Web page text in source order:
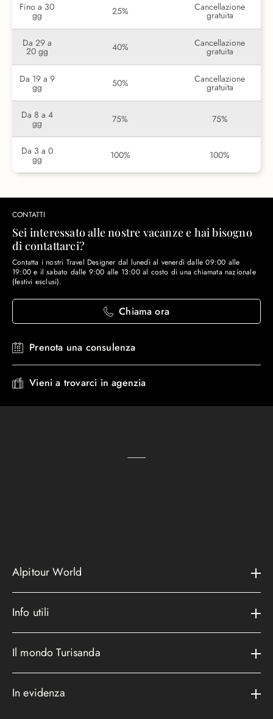
Fino a 30
gg 25% Cancellazione
gratuita
Da 29 a
20 gg 40% Cancellazione
gratuita
Da 19 a 9
gg 50% Cancellazione
gratuita
Da 8 a 4
gg 75% 75%
Da 3 a 0
gg 100% 100%
CONTATTI
Sei interessato alle nostre vacanze e hai bisogno
di contattarci?
Contatta i nostri Travel Designer dal lunedì al venerdì dalle 09:00 alle
19:00 e il sabato dalle 9:00 alle 13:00 al costo di una chiamata nazionale
(festivi esclusi).
Chiama ora
Prenota una consulenza
Vieni a trovarci in agenzia
Alpitour World
AWARD
Area riservata
Convenzioni
Info utili
Metodi di pagamento
Il mondo Turisanda
In evidenza